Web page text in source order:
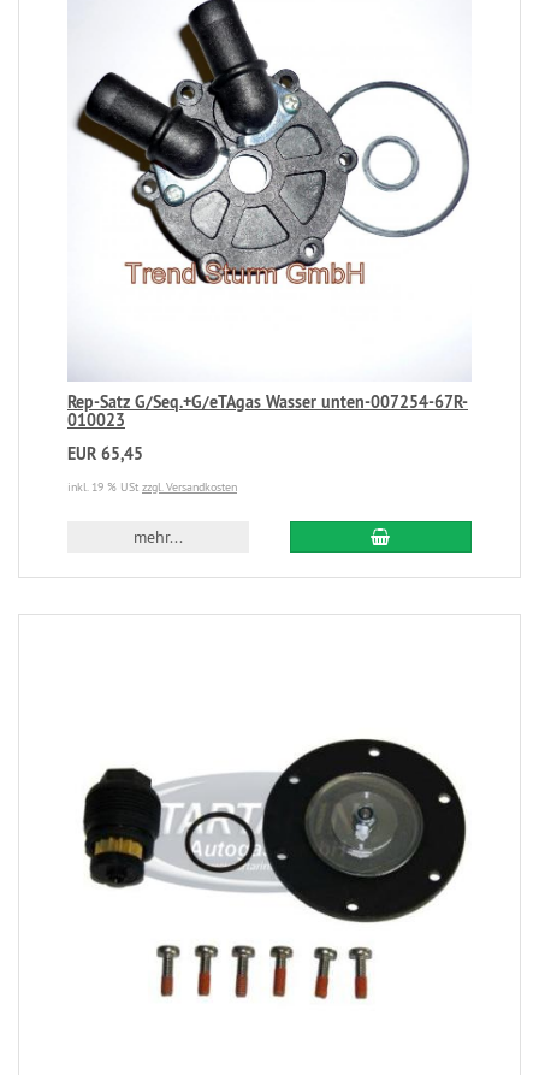
Rep-Satz G/Seq.+G/eTAgas Wasser unten-007254-67R-
010023
EUR 65,45
inkl. 19 % USt zzgl. Versandkosten
mehr...